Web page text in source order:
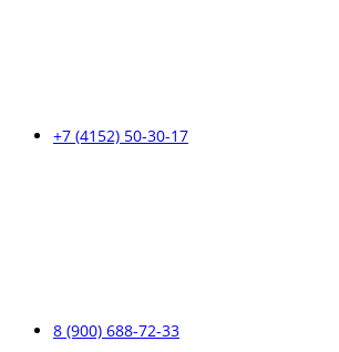
+7 (4152) 50-30-17
8 (900) 688-72-33